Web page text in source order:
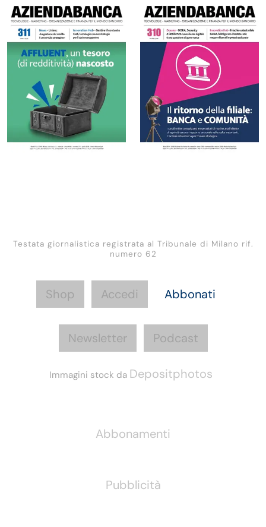
Testata giornalistica registrata al Tribunale di Milano rif.
numero 62
Shop Accedi Abbonati
Newsletter Podcast
Immagini stock da Depositphotos
Abbonamenti
Pubblicità